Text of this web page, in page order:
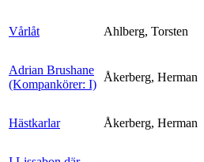
Vårlåt Ahlberg, Torsten
Adrian Brushane
(Kompankörer: I)
Åkerberg, Herman
Hästkarlar Åkerberg, Herman